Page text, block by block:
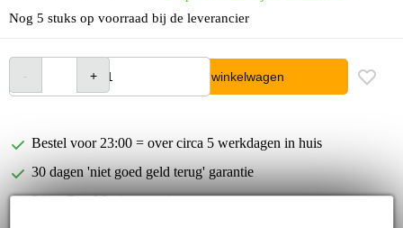
Nog 5 stuks op voorraad bij de leverancier
In winkelwagen
Bestel voor 23:00 = over circa 5 werkdagen in huis
30 dagen 'niet goed geld terug' garantie
3 jaar Bax Music garantie